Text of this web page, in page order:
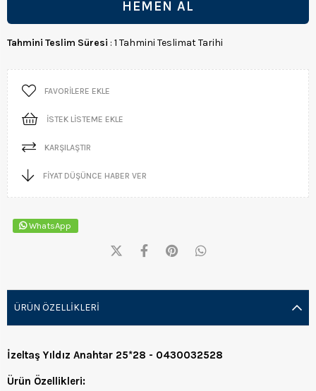
Tahmini Teslim Süresi : 1 Tahmini Teslimat Tarihi
FAVORILERE EKLE
İSTEK LISTEME EKLE
KARŞILAŞTIR
FIYAT DÜŞÜNCE HABER VER
WhatsApp
ÜRÜN ÖZELLIKLERI
İzeltaş Yıldız Anahtar 25*28 - 0430032528
Ürün Özellikleri: